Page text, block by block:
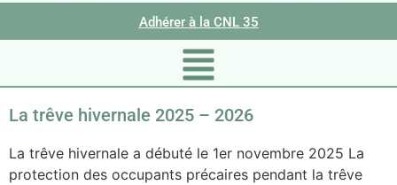
Adhérer à la CNL 35
La trêve hivernale 2025 – 2026
La trêve hivernale a débuté le 1er novembre 2025 La
protection des occupants précaires pendant la trêve